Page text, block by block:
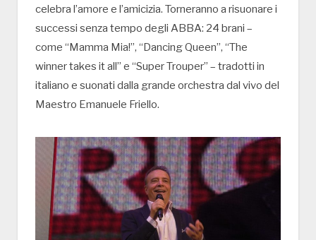
celebra l’amore e l’amicizia. Torneranno a risuonare i
successi senza tempo degli ABBA: 24 brani –
come “Mamma Mia!”, “Dancing Queen”, “The
winner takes it all” e “Super Trouper” – tradotti in
italiano e suonati dalla grande orchestra dal vivo del
Maestro Emanuele Friello.